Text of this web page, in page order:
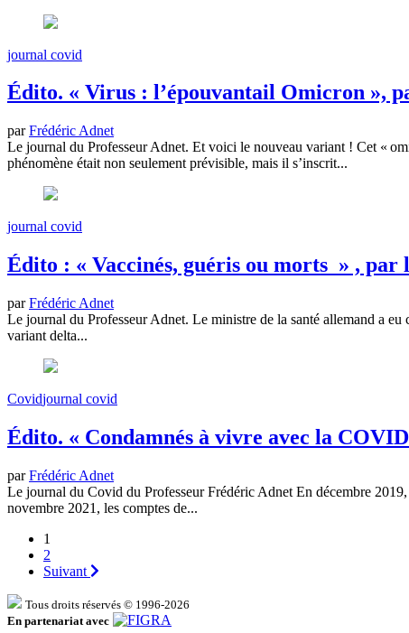
journal covid
Édito. « Virus : l’épouvantail Omicron »,
parFrédéric Adnet
Le journal du Professeur Adnet. Et voici le nouveau variant ! Cet «
phénomène était non seulement prévisible, mais il s’inscrit...
journal covid
Édito : « Vaccinés, guéris ou morts » , par
parFrédéric Adnet
Le journal du Professeur Adnet. Le ministre de la santé allemand a
variant delta...
Covidjournal covid
Édito. « Condamnés à vivre avec la
parFrédéric Adnet
Le journal du Covid du Professeur Frédéric Adnet En décembre
novembre 2021, les comptes de...
1
2
Suivant
Tous droits réservés © 1996-2026
En partenariat avec